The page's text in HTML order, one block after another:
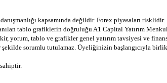
kapsamında değildir. Forex piyasaları
tablo grafiklerin doğruluğu A1 Capital Yatırım
yorum, tablo ve grafikler genel yatırım tavsiyesi ve
sorumlu tutulamaz. Üyeliğinizin başlangıcıyla